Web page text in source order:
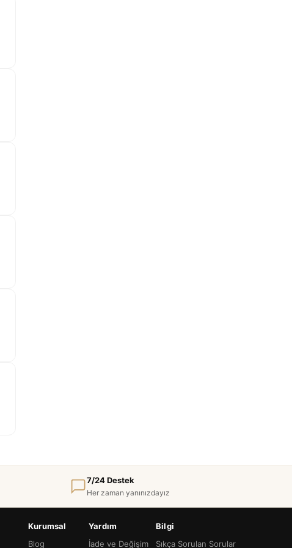
7/24 Destek
Her zaman yanınızdayız
Kurumsal
Blog
Yardım
İade ve Değişim
Bilgi
Sıkça Sorulan Sorular